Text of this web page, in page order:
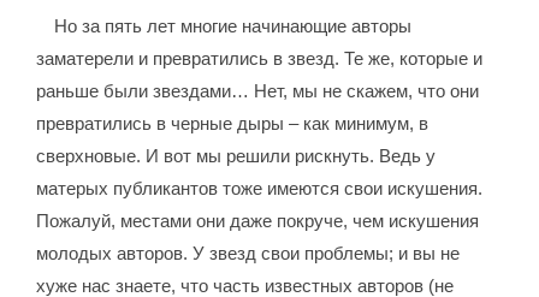
Но за пять лет многие начинающие авторы
заматерели и превратились в звезд. Те же, которые и
раньше были звездами… Нет, мы не скажем, что они
превратились в черные дыры – как минимум, в
сверхновые. И вот мы решили рискнуть. Ведь у
матерых публикантов тоже имеются свои искушения.
Пожалуй, местами они даже покруче, чем искушения
молодых авторов. У звезд свои проблемы; и вы не
хуже нас знаете, что часть известных авторов (не